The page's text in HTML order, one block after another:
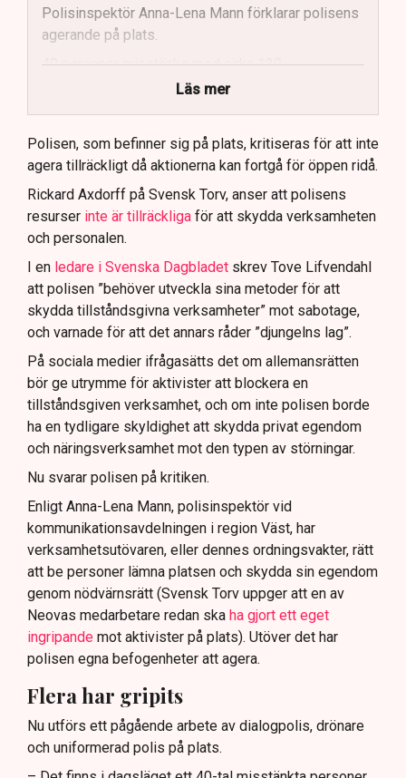
Polisinspektör Anna-Lena Mann förklarar polisens
agerande på plats.
40 personer misstänks med cirka 120
brottsmisstankar kopplade.
Polisen använder drönare och uniformerad polis
för att dokumentera bevis.
Samtidigt är polisarbetet komplext när det gäller
att navigera juridiska rättigheter och gränser.
Läs mer
Polisen, som befinner sig på plats, kritiseras för att inte
agera tillräckligt då aktionerna kan fortgå för öppen ridå.
Rickard Axdorff på Svensk Torv, anser att polisens
resurser inte är tillräckliga för att skydda verksamheten
och personalen.
I en ledare i Svenska Dagbladet skrev Tove Lifvendahl
att polisen ”behöver utveckla sina metoder för att
skydda tillståndsgivna verksamheter” mot sabotage,
och varnade för att det annars råder ”djungelns lag”.
På sociala medier ifrågasätts det om allemansrätten
bör ge utrymme för aktivister att blockera en
tillståndsgiven verksamhet, och om inte polisen borde
ha en tydligare skyldighet att skydda privat egendom
och näringsverksamhet mot den typen av störningar.
Nu svarar polisen på kritiken.
Enligt Anna-Lena Mann, polisinspektör vid
kommunikationsavdelningen i region Väst, har
verksamhetsutövaren, eller dennes ordningsvakter, rätt
att be personer lämna platsen och skydda sin egendom
genom nödvärnsrätt (Svensk Torv uppger att en av
Neovas medarbetare redan ska ha gjort ett eget
ingripande mot aktivister på plats). Utöver det har
polisen egna befogenheter att agera.
Flera har gripits
Nu utförs ett pågående arbete av dialogpolis, drönare
och uniformerad polis på plats.